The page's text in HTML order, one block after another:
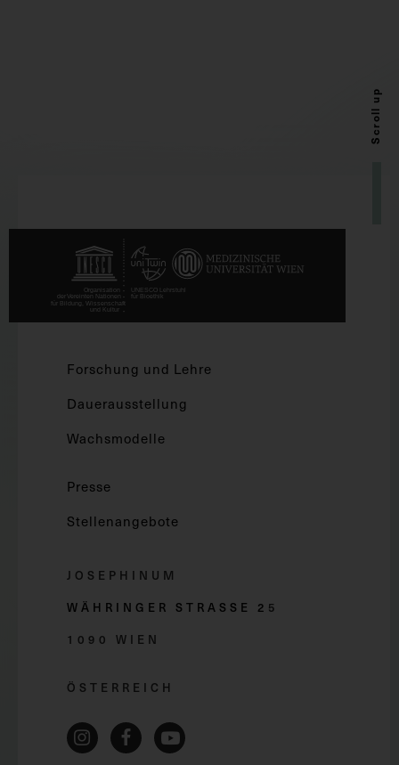
Scroll up
Forschung und Lehre
Dauerausstellung
Wachsmodelle
Presse
Stellenangebote
JOSEPHINUM
WÄHRINGER STRASSE 2 5
1090 WIEN
ÖSTERREICH